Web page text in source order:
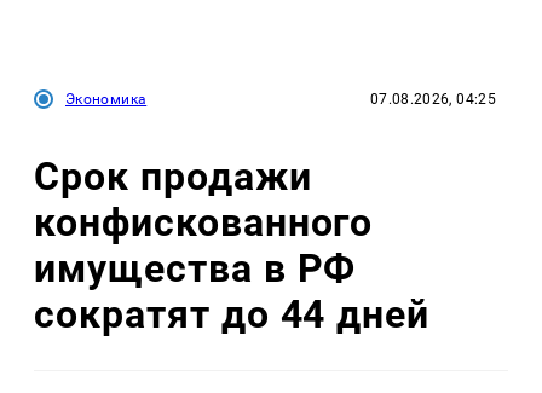
Экономика 07.08.2026, 04:25
Срок продажи
конфискованного
имущества в РФ
сократят до 44 дней